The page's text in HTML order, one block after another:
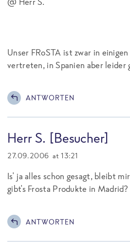
Unser FRoSTA ist zwar in
vertreten, in Spanien aber leider
ANTWORTEN
Herr S. [Besucher]
27.09.2006 at 13:21
Is' ja alles schon gesagt, bleibt
gibt's Frosta Produkte in Madrid?
ANTWORTEN